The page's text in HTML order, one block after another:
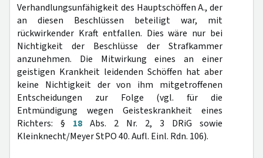
Verhandlungsunfähigkeit des Hauptschöffen A., der
an diesen Beschlüssen beteiligt war, mit
rückwirkender Kraft entfallen. Dies wäre nur bei
Nichtigkeit der Beschlüsse der Strafkammer
anzunehmen. Die Mitwirkung eines an einer
geistigen Krankheit leidenden Schöffen hat aber
keine Nichtigkeit der von ihm mitgetroffenen
Entscheidungen zur Folge (vgl. für die
Entmündigung wegen Geisteskrankheit eines
Richters: § 18 Abs. 2 Nr. 2, 3 DRiG sowie
Kleinknecht/Meyer StPO 40. Aufl. Einl. Rdn. 106).